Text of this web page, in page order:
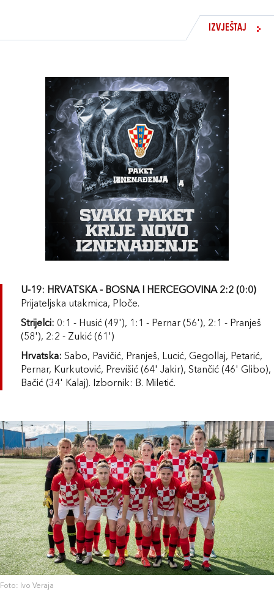
IZVJEŠTAJ
U-19: HRVATSKA - BOSNA I HERCEGOVINA 2:2 (0:0)
Prijateljska utakmica, Ploče.
Strijelci: 0:1 - Husić (49'), 1:1 - Pernar (56'), 2:1 - Pranješ
(58'), 2:2 - Zukić (61')
Hrvatska: Sabo, Pavičić, Pranješ, Lucić, Gegollaj, Petarić,
Pernar, Kurkutović, Previšić (64' Jakir), Stančić (46' Glibo),
Bačić (34' Kalaj). Izbornik: B. Miletić.
Foto: Ivo Veraja